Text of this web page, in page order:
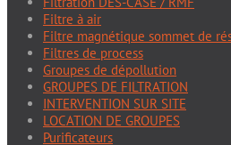
Filtre à air
Filtre magnétique sommet de
Filtres de process
Groupes de dépollution
GROUPES DE FILTRATION
INTERVENTION SUR SITE
LOCATION DE GROUPES
Purificateurs